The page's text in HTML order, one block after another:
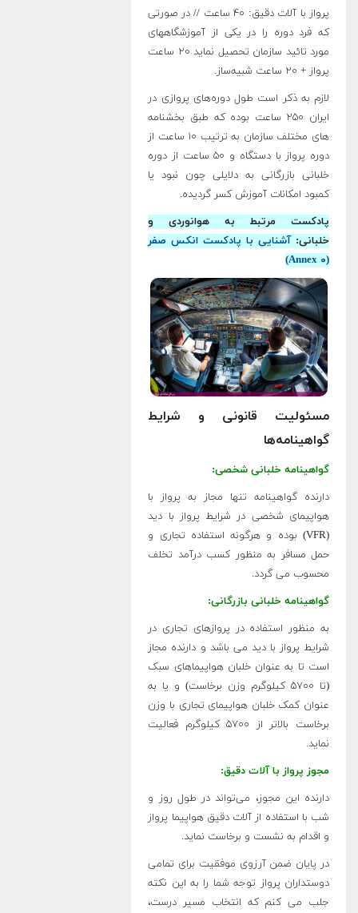
پرواز با آلات دقیق: ۴۰ ساعت // در صورتی
که فرد دوره را در یکی از آموزشگاههای
مورد تائید سازمان تحصیل نماید ۲۰ ساعت
پرواز + ۲۰ ساعت شبیه‌ساز.
لازم به ذکر است طول دوره‌های پروازی در
ایران ۲۵۰ ساعت بوده که طبق بخشنامه
های مختلف سازمان به ترتیب ۱۰ ساعت از
دوره پرواز با دستگاه و ۵۰ ساعت از دوره
خلبانی بازرگانی به دلایلی چون نبود یا
کمبود امکانات آموزش کسر گردیده.
پادکست مرتبط به هوانوردی و
خلبانی:آشنایی با پادکست انکس صفر
(Annex ۰)
مسئولیت قانونی و شرایط
گواهینامه‌ها
گواهینامه خلبانی شخصی:
دارنده گواهینامه تنها مجاز به پرواز با
هواپیمای شخصی در شرایط پرواز با دید
(VFR) بوده و هرگونه استفاده تجاری و
حمل مسافر به منظور کسب درآمد تخلف
محسوب می گردد.
گواهینامه خلبانی بازرگانی:
به منظور استفاده در پروازهای تجاری در
شرایط پرواز با دید می باشد و دارنده مجاز
است تا به عنوان خلبان هواپیماهای سبک
(تا ۵۷۰۰ کیلوگرم وزن برخاست) و یا به
عنوان کمک خلبان هواپیمای تجاری با وزن
برخاست بالاتر از ۵۷۰۰ کیلوگرم فعالیت
نماید.
مجوز پرواز با آلات دقیق:
دارنده این مجوز، می‌تواند در طول روز و
شب با استفاده از آلات دقیق هواپیما پرواز
و اقدام به نشست و برخاست نماید.
در پایان ضمن آرزوی موفقیت برای تمامی
دوستداران پرواز توجه شما را به این نکته
جلب می کنم که انتخاب مسیر درست،